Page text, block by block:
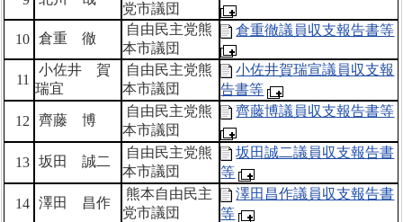
党市議団
10 倉重 徹
自由民主党熊
本市議団
倉重徹議員収支報告書等
11
小佐井 賀
瑞宜
自由民主党熊
本市議団
小佐井賀瑞宣議員収支報
告書等
12 齊藤 博
自由民主党熊
本市議団
齊藤博議員収支報告書等
13 坂田 誠二
自由民主党熊
本市議団
坂田誠二議員収支報告書
等
14 澤田 昌作
熊本自由民主
党市議団
澤田昌作議員収支報告書
等